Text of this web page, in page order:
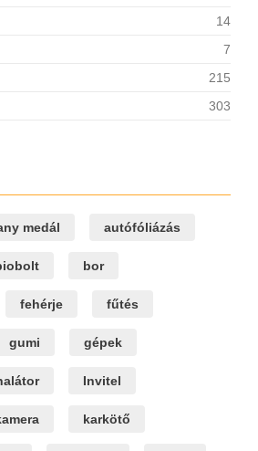
14
7
215
303
medál autófóliázás
bor
fehérje fűtés
gumi gépek
Invitel
karkötő